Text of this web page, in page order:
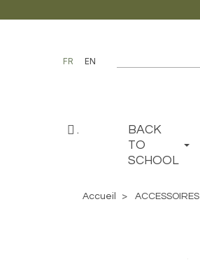
FR EN
.
BACK
TO
SCHOOL
Accueil ACCESSOIRES